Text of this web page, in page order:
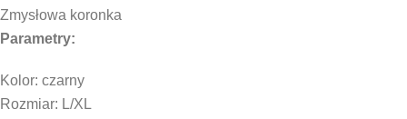
Zmysłowa koronka
Parametry:
Kolor: czarny
Rozmiar: L/XL